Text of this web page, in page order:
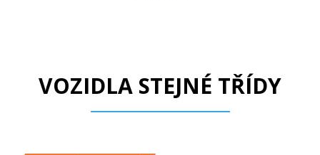
VOZIDLA STEJNÉ TŘÍDY